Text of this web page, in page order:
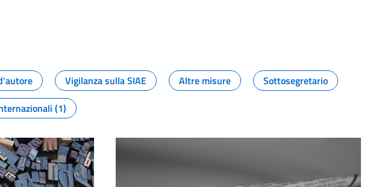
Vigilanza sulla SIAE Altre misure
Sottosegretario
(1)